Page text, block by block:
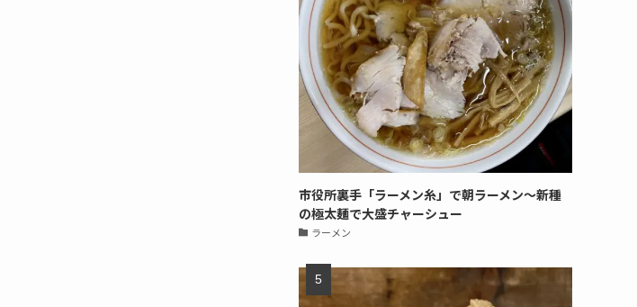
市役所裏手「ラーメン糸」で朝ラーメン〜新種
の極太麺で大盛チャーシュー
ラーメン